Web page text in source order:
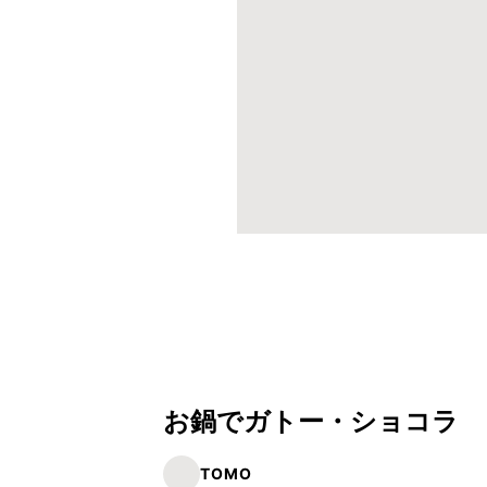
お鍋でガトー・ショコラ
TOMO